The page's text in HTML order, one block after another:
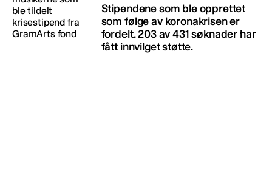
Stipendene som ble opprettet
som følge av koronakrisen er
fordelt. 203 av 431 søknader har
fått innvilget støtte.